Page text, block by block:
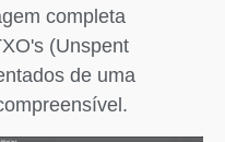
completa
(Unspent
de uma